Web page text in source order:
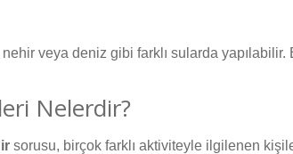
veya deniz gibi farklı sularda
Nelerdir?
sorusu, birçok farklı aktiviteyle ilgilenen